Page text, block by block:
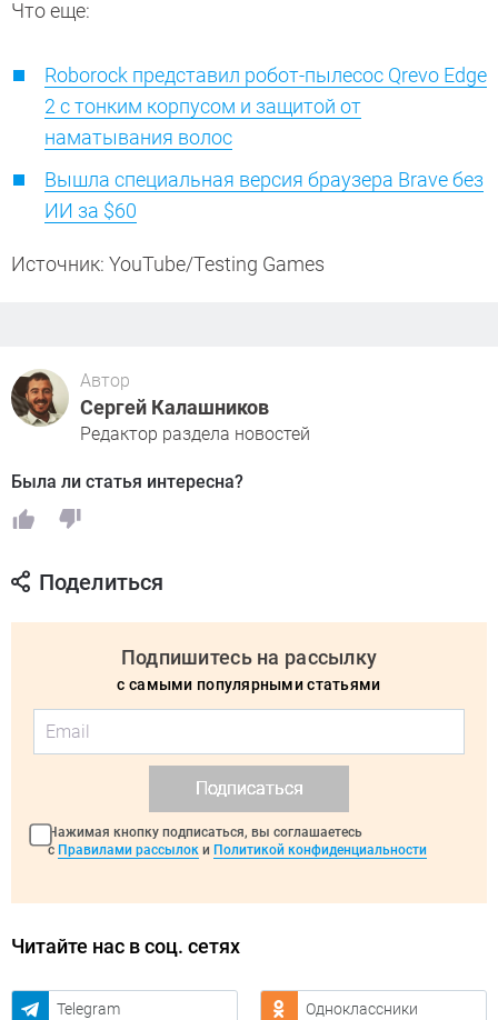
Что еще:
Roborock представил робот-пылесос Qrevo Edge
2 с тонким корпусом и защитой от
наматывания волос
Вышла специальная версия браузера Brave без
ИИ за $60
Источник: YouTube/Testing Games
Автор
Сергей Калашников
Редактор раздела новостей
Была ли статья интересна?
Поделиться
Подпишитесь на рассылку
с самыми популярными статьями
Подписаться
Нажимая кнопку подписаться, вы соглашаетесь
с Правилами рассылок и Политикой конфиденциальности
Читайте нас в соц. сетях
Telegram Одноклассники